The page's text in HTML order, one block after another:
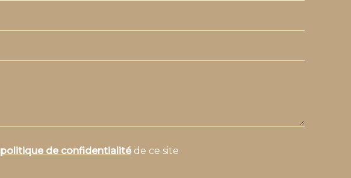
politique de confidentialitéde ce site